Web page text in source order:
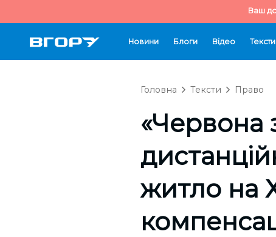
Ваш
Новини Блоги Відео Тексти
Головна Тексти Право
«Червона
житло на